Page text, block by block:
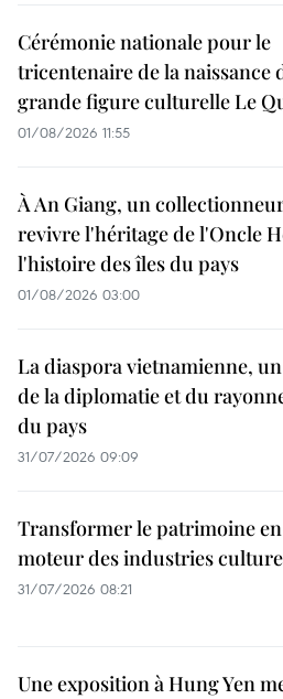
Cérémonie nationale pour le
tricentenaire de la naissance
grande figure culturelle Le
01/08/2026 11:55
À An Giang, un
revivre l'héritage de l'Oncle
l'histoire des îles du pays
01/08/2026 03:00
La diaspora vietnamienne,
de la diplomatie et du
du pays
31/07/2026 09:09
Transformer le patrimoine en
moteur des industries
31/07/2026 08:21
Une exposition à Hung Yen